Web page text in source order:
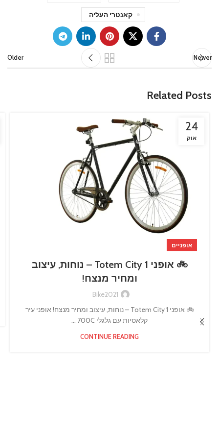
קאנטרי העליה
Newer
Older
Related Posts
24
אוק
אופניים
🚲 אופני Totem City 1 – נוחות, עיצוב
ומחיר מנצח!
Bike2021
🚲 אופני Totem City 1 – נוחות, עיצוב ומחיר מנצח! אופני עיר
קלאסיות עם גלגלי 700C ...
CONTINUE READING